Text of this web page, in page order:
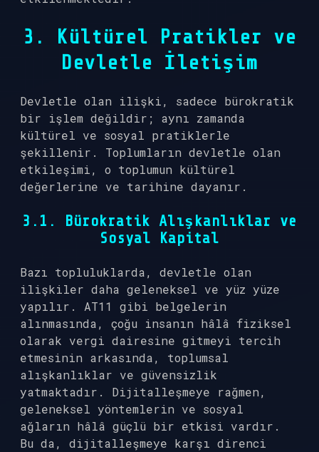
3. Kültürel Pratikler ve
Devletle İletişim
Devletle olan ilişki, sadece bürokratik
bir işlem değildir; aynı zamanda
kültürel ve sosyal pratiklerle
şekillenir. Toplumların devletle olan
etkileşimi, o toplumun kültürel
değerlerine ve tarihine dayanır.
3.1. Bürokratik Alışkanlıklar ve
Sosyal Kapital
Bazı topluluklarda, devletle olan
ilişkiler daha geleneksel ve yüz yüze
yapılır. AT11 gibi belgelerin
alınmasında, çoğu insanın hâlâ fiziksel
olarak vergi dairesine gitmeyi tercih
etmesinin arkasında, toplumsal
alışkanlıklar ve güvensizlik
yatmaktadır. Dijitalleşmeye rağmen,
geleneksel yöntemlerin ve sosyal
ağların hâlâ güçlü bir etkisi vardır.
Bu da, dijitalleşmeye karşı direnci